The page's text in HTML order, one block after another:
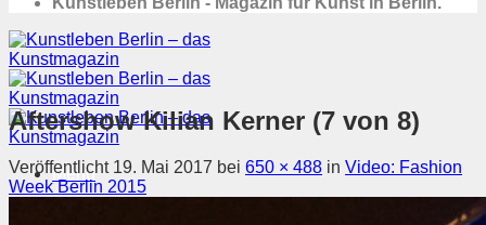
Menü
Aftershow Kilian Kerner (7 von 8)
Veröffentlicht 19. Mai 2017 bei 650 × 488 in Video: Fashion
Week Berlin 2015